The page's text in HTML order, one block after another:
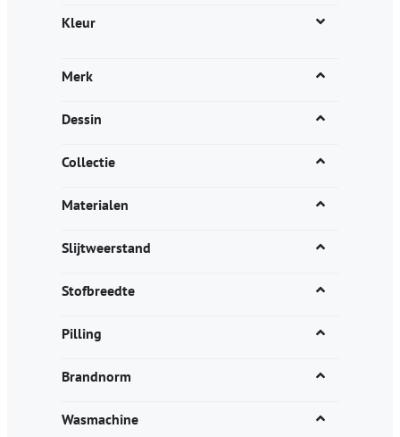
Kleur
Merk
Dessin
Collectie
Materialen
Slijtweerstand
Stofbreedte
Pilling
Brandnorm
Wasmachine